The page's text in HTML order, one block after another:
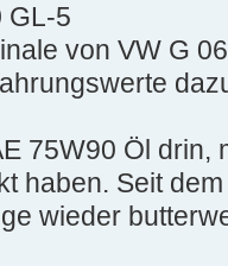
GL-5
von VW G
75W90 Öl drin,
haben. Seit
wieder